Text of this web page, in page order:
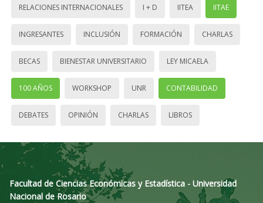
RELACIONES INTERNACIONALES I + D IITEA IITAE
INGRESANTES INCLUSIÓN FORMACIÓN CHARLAS
BECAS BIENESTAR UNIVERSITARIO LEY MICAELA
100 AÑOS WORKSHOP UNR CONTABILIDAD
DEBATES OPINIÓN CHARLAS LIBROS
Facultad de Ciencias Económicas y Estadística - Universidad
Nacional de Rosario